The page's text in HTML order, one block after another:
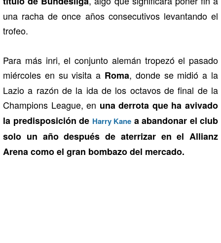
una racha de once años consecutivos levantando el
trofeo.
Para más inri, el conjunto alemán tropezó el pasado
miércoles en su visita a Roma, donde se midió a la
Lazio a razón de la ida de los octavos de final de la
Champions League, en una derrota que ha avivado
la predisposición de Harry Kane a abandonar el club
solo un año después de aterrizar en el Allianz
Arena como el gran bombazo del mercado.